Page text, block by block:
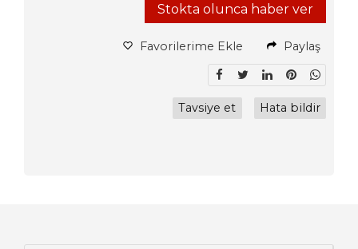
Stokta olunca haber ver
Favorilerime Ekle Paylaş
Tavsiye et Hata bildir